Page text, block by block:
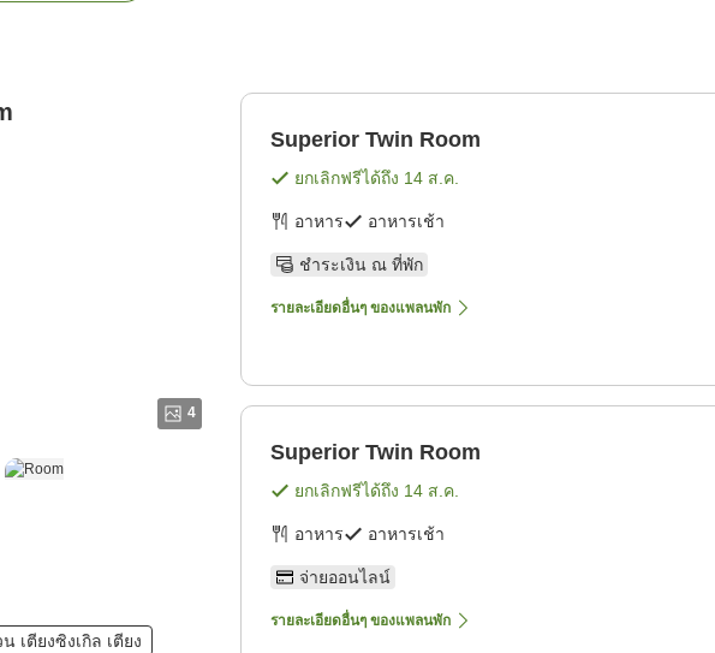
4
เตียงซิงเกิล เตียง
Superior Twin Room
ยกเลิกฟรีได้ถึง 14 ส.ค.
อาหาร อาหารเช้า
ชำระเงิน ณ ที่พัก
รายละเอียดอื่นๆ ของแพลนพัก
Superior Twin Room
ยกเลิกฟรีได้ถึง 14 ส.ค.
อาหาร อาหารเช้า
จ่ายออนไลน์
รายละเอียดอื่นๆ ของแพลนพัก